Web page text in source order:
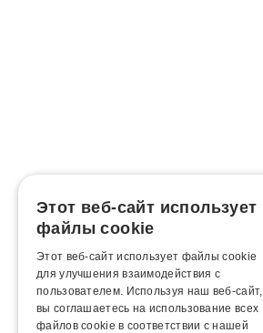
Этот веб-сайт использует
файлы cookie
Этот веб-сайт использует файлы cookie
для улучшения взаимодействия с
пользователем. Используя наш веб-сайт,
вы соглашаетесь на использование всех
файлов cookie в соответствии с нашей